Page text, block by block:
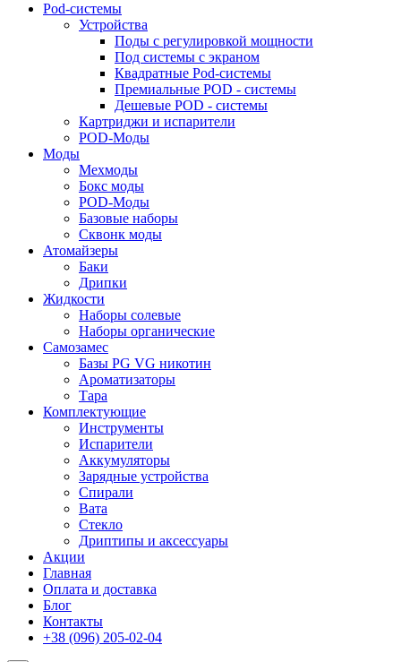
Pod-системы
Устройства
Поды с регулировкой мощности
Под системы с экраном
Квадратные Pod-системы
Премиальные POD - системы
Дешевые POD - системы
Картриджи и испарители
POD-Моды
Моды
Мехмоды
Бокс моды
POD-Моды
Базовые наборы
Сквонк моды
Атомайзеры
Баки
Дрипки
Жидкости
Наборы солевые
Наборы органические
Самозамес
Базы PG VG никотин
Ароматизаторы
Тара
Комплектующие
Инструменты
Испарители
Аккумуляторы
Зарядные устройства
Спирали
Вата
Стекло
Дриптипы и аксессуары
Акции
Главная
Оплата и доставка
Блог
Контакты
+38 (096) 205-02-04